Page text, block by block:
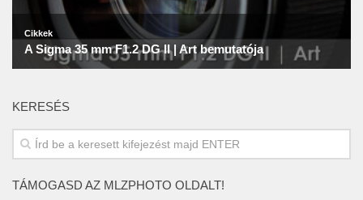
KERESÉS
TÁMOGASD AZ MLZPHOTO OLDALT!